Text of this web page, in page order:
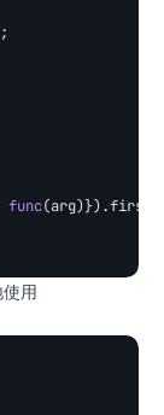
func(arg)}).first-
用